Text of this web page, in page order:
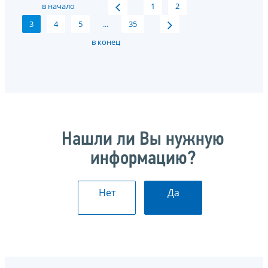
в начало 1
2
3
4 5 ...
35
в конец
Нашли ли Вы нужную
информацию?
Нет Да